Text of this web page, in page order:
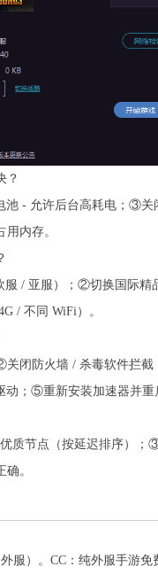
？
- 允许后台高耗电；③关
内存。
服 / 亚服）；②切换国际
/ 不同 WiFi）。
闭防火墙 / 杀毒软件拦
动；⑤重新安装加速器并重
质节点（按延迟排序）
。
服）。CC：纯外服手游